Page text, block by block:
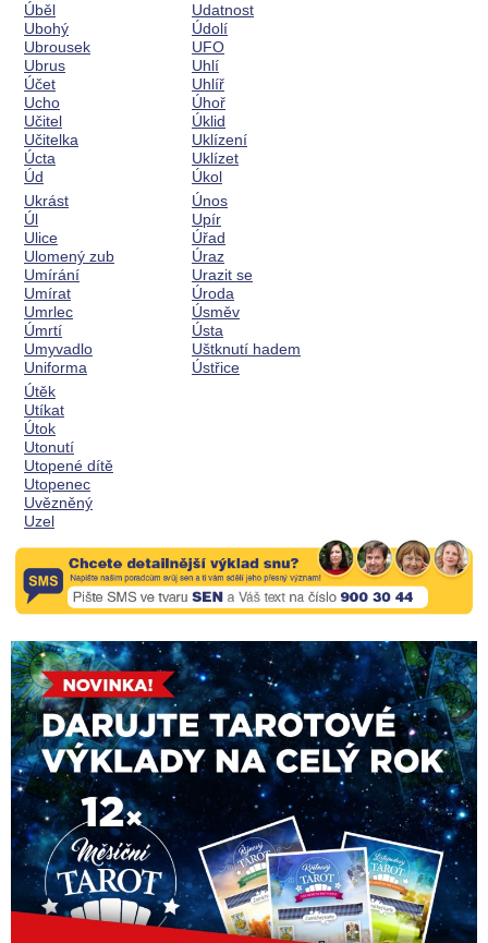
Úběl
Ubohý
Ubrousek
Ubrus
Účet
Ucho
Učitel
Učitelka
Úcta
Úd
Udatnost
Údolí
UFO
Uhlí
Uhlíř
Úhoř
Úklid
Uklízení
Uklízet
Úkol
Ukrást
Úl
Ulice
Ulomený zub
Umírání
Umírat
Umrlec
Úmrtí
Umyvadlo
Uniforma
Únos
Upír
Úřad
Úraz
Urazit se
Úroda
Úsměv
Ústa
Uštknutí hadem
Ústřice
Útěk
Utíkat
Útok
Utonutí
Utopené dítě
Utopenec
Uvězněný
Uzel